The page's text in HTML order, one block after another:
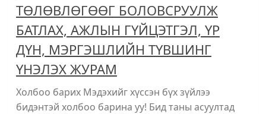
ТӨЛӨВЛӨГӨӨГ БОЛОВСРУУЛЖ
БАТЛАХ, АЖЛЫН ГҮЙЦЭТГЭЛ, ҮР
ДҮН, МЭРГЭШЛИЙН ТҮВШИНГ
ҮНЭЛЭХ ЖУРАМ
Холбоо барих Мэдэхийг хүссэн бүх зүйлээ
бидэнтэй холбоо барина уу! Бид таны асуултад